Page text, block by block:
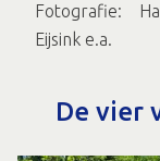
Fotografie:
Eijsink e.a.
De vier